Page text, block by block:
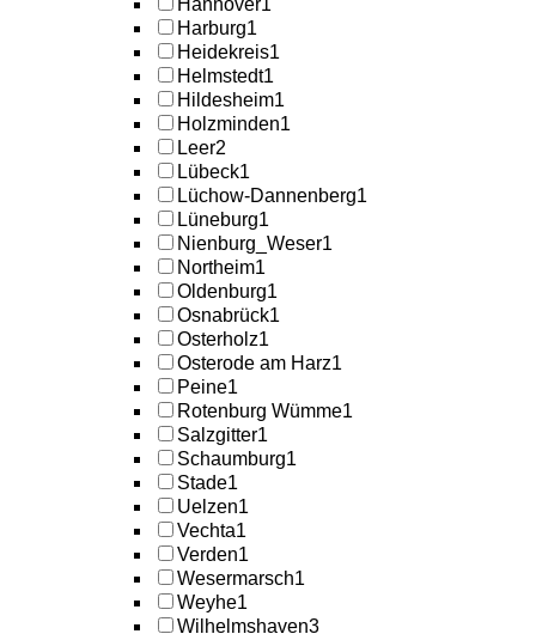
Hannover1
Harburg1
Heidekreis1
Helmstedt1
Hildesheim1
Holzminden1
Leer2
Lübeck1
Lüchow-Dannenberg1
Lüneburg1
Nienburg_Weser1
Northeim1
Oldenburg1
Osnabrück1
Osterholz1
Osterode am Harz1
Peine1
Rotenburg Wümme1
Salzgitter1
Schaumburg1
Stade1
Uelzen1
Vechta1
Verden1
Wesermarsch1
Weyhe1
Wilhelmshaven3